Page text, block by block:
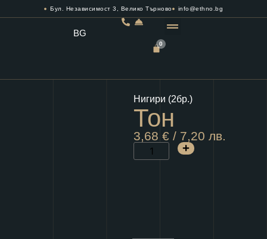
Бул. Независимост 3, Велико Търново info@ethno.bg
BG
0
Нигири (2бр.)
Тон
3,68 € / 7,20 лв.